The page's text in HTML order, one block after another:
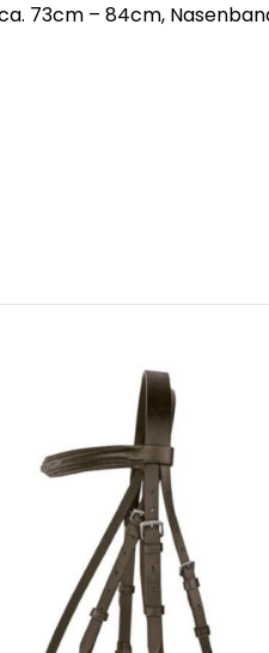
73cm – 84cm,